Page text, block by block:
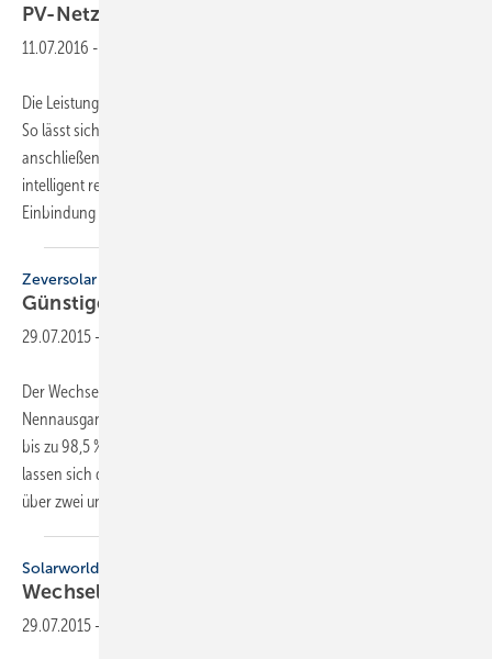
PV-Netzeinspeisung
11.07.2016 -
Die Leistungsfähigkeit der Wechselrichter von Steca wurde erweitert.
So lässt sich an eine neue Schnittstelle ein spezieller Smart Meter
anschließen und damit die Einspeiseleistung des Wechselrichters
intelligent regeln. Dies stellt eine wichtige Voraussetzung zur
Einbindung in Smart Grids
Zeversolar
Günstige
29.07.2015 -
Der Wechselrichter Zeverlution Pro 33K hat eine
Nennausgangsspannung von 33 kW, erreicht eine maximale Effizienz
bis zu 98,5 % und wiegt 58 kg. Durch die geteilte Verteilerabdeckung
lassen sich die Kabel leicht verbinden. Der Wechselrichter verfügt
über zwei unabhängige MPP-Tracker und ist
Solarworld
Wechselrichter für kleine
29.07.2015 -